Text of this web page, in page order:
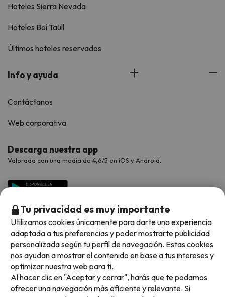
Hoteles Sierra Nevada
Hoteles Boí Taüll
Últimos hoteles reservados
Info y ayuda
Contáctanos
Web corporativa
Descarga nuestra app
Valorada con una media de 4,6/5 en iOS y Android.
Métodos de pago disponibles
Tu privacidad es muy importante
Utilizamos cookies únicamente para darte una experiencia
adaptada a tus preferencias y poder mostrarte publicidad
personalizada según tu perfil de navegación. Estas cookies
nos ayudan a mostrar el contenido en base a tus intereses y
optimizar nuestra web para ti.
Al hacer clic en "Aceptar y cerrar", harás que te podamos
ofrecer una navegación más eficiente y relevante. Si